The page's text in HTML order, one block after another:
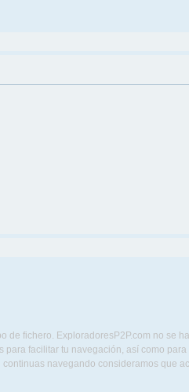
de fichero. ExploradoresP2P.com no se
facilitar tu navegación, así como
navegando consideramos que